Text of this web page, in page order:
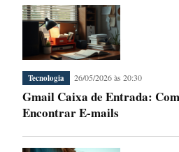
Tecnologia 26/05/2026 às 20:30
Gmail Caixa de Entrada:
Encontrar E-mails